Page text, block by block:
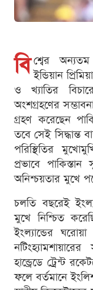
বি শ্বের অন্যতম
ইন্ডিয়ান
ও খ্যাতির
অংশগ্রহণের
গ্রহণ করেছেন
তবে সেই সিদ্ধান্ত
পরিস্থিতির
প্রভাবে
অনিশ্চয়তার মুখে
চলতি বছরেই
মুখে নিশ্চিত
ইংল্যান্ডের ঘরোয়া
হান্ড্রেডে ট্রেন্ট
ফলে বর্তমানে